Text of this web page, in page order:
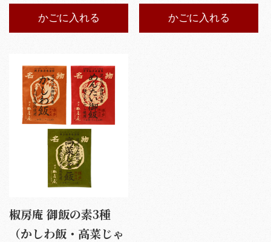
かごに入れる かごに入れる
椒房庵 御飯の素3種
（かしわ飯・高菜じゃ